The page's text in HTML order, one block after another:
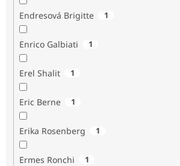
Endresová Brigitte 1
Enrico Galbiati 1
Erel Shalit 1
Eric Berne 1
Erika Rosenberg 1
Ermes Ronchi 1